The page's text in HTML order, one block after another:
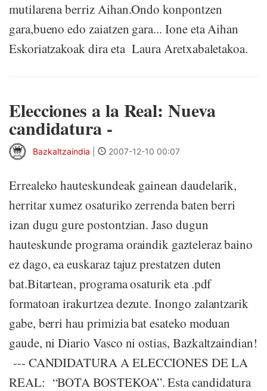
mutilarena berriz Aihan.Ondo konpontzen
gara,bueno edo zaiatzen gara... Ione eta Aihan
Eskoriatzakoak dira eta Laura Aretxabaletakoa.
Elecciones a la Real: Nueva
candidatura -
Bazkaltzaindia 2007-12-10 00:07
Errealeko hauteskundeak gainean daudelarik,
herritar xumez osaturiko zerrenda baten berri
izan dugu gure postontzian. Jaso dugun
hauteskunde programa oraindik gazteleraz baino
ez dago, ea euskaraz tajuz prestatzen duten
bat.Bitartean, programa osaturik eta .pdf
formatoan irakurtzea dezute. Inongo zalantzarik
gabe, berri hau primizia bat esateko moduan
gaude, ni Diario Vasco ni ostias, Bazkaltzaindian!
--- CANDIDATURA A ELECCIONES DE LA
REAL: “BOTA BOSTEKOA”. Esta candidatura